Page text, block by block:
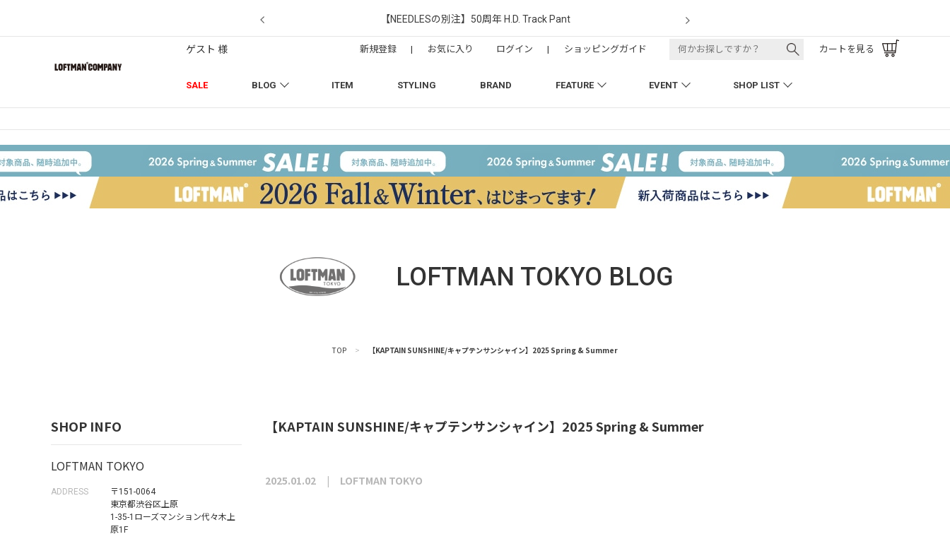
【NEEDLESの別注】50周年 H.D. Track Pant
SALE BLOG ITEM STYLING BRAND FEATURE EVENT SHOP LIST
ゲスト 様 新規登録 | お気に入り ログイン | ショッピングガイド カートを見る
LOFTMAN TOKYO BLOG
TOP > 【KAPTAIN SUNSHINE/キャプテンサンシャイン】2025 Spring & Summer
SHOP INFO
LOFTMAN TOKYO
ADDRESS
〒151-0064
東京都渋谷区上原
1-35-1ローズマンション代々木上
原1F
【KAPTAIN SUNSHINE/キャプテンサンシャイン】2025 Spring & Summer
2025.01.02 LOFTMAN TOKYO